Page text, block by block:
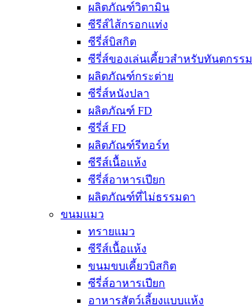
ผลิตภัณฑ์วิตามิน
ซีรีส์ไส้กรอกแท่ง
ซีรี่ส์บิสกิต
ซีรี่ส์ของเล่นเคี้ยวสำหรับทันตกรรม
ผลิตภัณฑ์กระต่าย
ซีรี่ส์หนังปลา
ผลิตภัณฑ์ FD
ซีรี่ส์ FD
ผลิตภัณฑ์รีทอร์ท
ซีรีส์เนื้อแห้ง
ซีรี่ส์อาหารเปียก
ผลิตภัณฑ์ที่ไม่ธรรมดา
ขนมแมว
ทรายแมว
ซีรีส์เนื้อแห้ง
ขนมขบเคี้ยวบิสกิต
ซีรี่ส์อาหารเปียก
อาหารสัตว์เลี้ยงแบบแห้ง